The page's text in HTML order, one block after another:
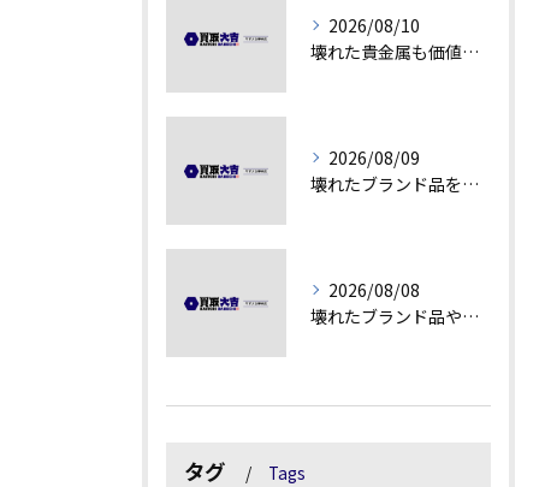
2026/08/10
壊れた貴金属も価値を見極める方法
2026/08/09
壊れたブランド品を高額査定に変える秘訣
2026/08/08
壊れたブランド品や汚れアクセサリーの買取価値解説
タグ Tags